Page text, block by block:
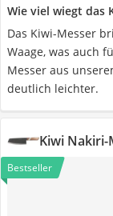
Wie viel wiegt das
Das Kiwi-Messer
Waage, was auch
Messer aus
deutlich leichter.
Kiwi Nakiri-
Bestseller